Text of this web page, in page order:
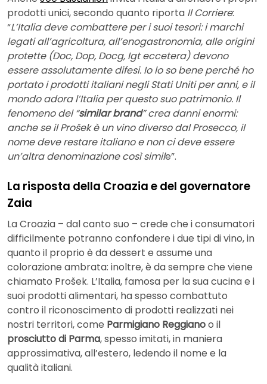
prodotti unici, secondo quanto riporta Il Corriere:
“L’Italia deve combattere per i suoi tesori: i marchi
legati all’agricoltura, all’enogastronomia, alle origini
protette (Doc, Dop, Docg, Igt eccetera) devono
essere assolutamente difesi. Io lo so bene perché ho
portato i prodotti italiani negli Stati Uniti per anni, e il
mondo adora l’Italia per questo suo patrimonio. Il
fenomeno del “similar brand” crea danni enormi:
anche se il Prošek è un vino diverso dal Prosecco, il
nome deve restare italiano e non ci deve essere
un’altra denominazione così simile”.
La risposta della Croazia e del governatore
Zaia
La Croazia – dal canto suo – crede che i consumatori
difficilmente potranno confondere i due tipi di vino, in
quanto il proprio è da dessert e assume una
colorazione ambrata: inoltre, è da sempre che viene
chiamato Prošek. L’Italia, famosa per la sua cucina e i
suoi prodotti alimentari, ha spesso combattuto
contro il riconoscimento di prodotti realizzati nei
nostri territori, come Parmigiano Reggianoo il
prosciutto di Parma, spesso imitati, in maniera
approssimativa, all’estero, ledendo il nome e la
qualità italiani.